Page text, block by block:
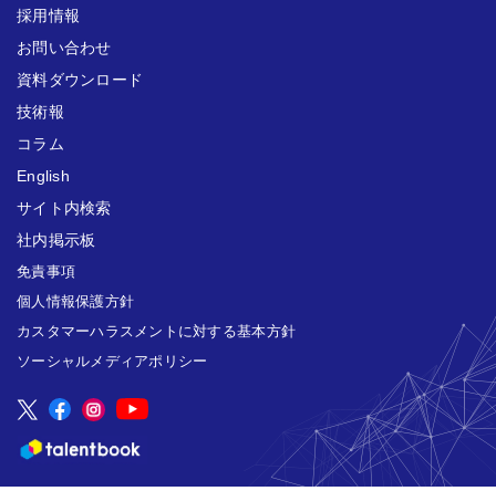
採用情報
お問い合わせ
資料ダウンロード
技術報
コラム
English
サイト内検索
社内掲示板
免責事項
個人情報保護方針
カスタマーハラスメントに対する基本方針
ソーシャルメディアポリシー